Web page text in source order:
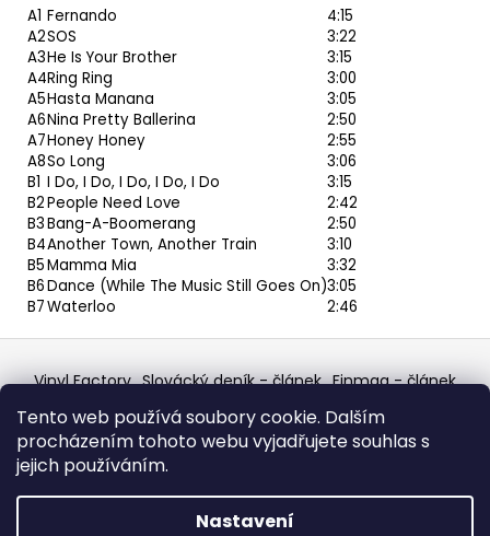
Tento web používá soubory cookie. Dalším
procházením tohoto webu vyjadřujete souhlas s
jejich používáním.
Nastavení
A1 Fernando
4:15
A2SOS
3:22
A3He Is Your Brother
3:15
A4Ring Ring
3:00
A5Hasta Manana
3:05
A6Nina Pretty Ballerina
2:50
A7Honey Honey
2:55
A8So Long
3:06
B1 I Do, I Do, I Do, I Do, I Do
3:15
B2People Need Love
2:42
B3Bang-A-Boomerang
2:50
B4Another Town, Another Train
3:10
B5Mamma Mia
3:32
B6Dance (While The Music Still Goes On)3:05
B7Waterloo 2:46
Z
á Vinyl Factory Slovácký deník - článek Finmag - článek
Discogs Profile Facebook výběr z hroznů
Top prodejce mincí Aukro
Vytvořil Shoptet